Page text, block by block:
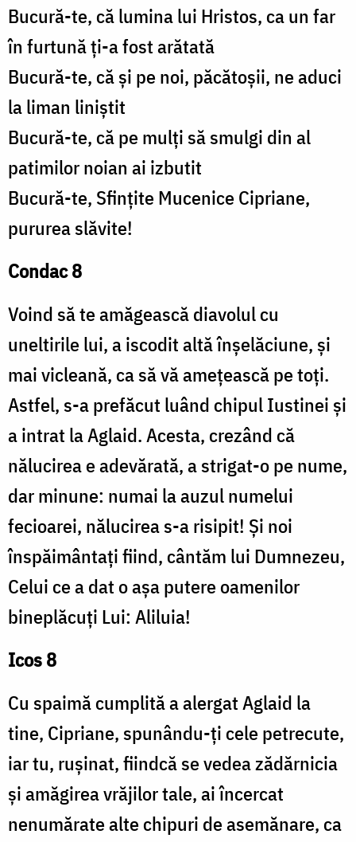
Bucură-te, că lumina lui Hristos, ca un far
în furtună ți-a fost arătată
Bucură-te, că și pe noi, păcătoșii, ne aduci
la liman liniștit
Bucură-te, că pe mulți să smulgi din al
patimilor noian ai izbutit
Bucură-te, Sfințite Mucenice Cipriane,
pururea slăvite!
Condac 8
Voind să te amăgească diavolul cu
uneltirile lui, a iscodit altă înșelăciune, și
mai vicleană, ca să vă amețească pe toți.
Astfel, s-a prefăcut luând chipul Iustinei și
a intrat la Aglaid. Acesta, crezând că
nălucirea e adevărată, a strigat-o pe nume,
dar minune: numai la auzul numelui
fecioarei, nălucirea s-a risipit! Și noi
înspăimântați fiind, cântăm lui Dumnezeu,
Celui ce a dat o așa putere oamenilor
bineplăcuți Lui: Aliluia!
Icos 8
Cu spaimă cumplită a alergat Aglaid la
tine, Cipriane, spunându-ți cele petrecute,
iar tu, rușinat, fiindcă se vedea zădărnicia
și amăgirea vrăjilor tale, ai încercat
nenumărate alte chipuri de asemănare, ca